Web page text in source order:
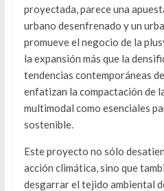
proyectada, parece una
urbano desenfrenado y un
promueve el negocio de la
la expansión más que la
tendencias contemporáneas
enfatizan la compactación de
multimodal como esenciales
sostenible.
Este proyecto no sólo
acción climática, sino que
desgarrar el tejido ambiental